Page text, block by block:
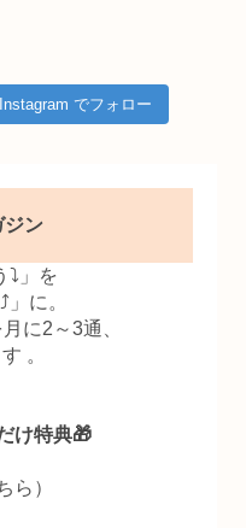
Instagram でフォロー
ジン
⤵」を
」に。
に2～3通、
。
け特典🎁
ら）